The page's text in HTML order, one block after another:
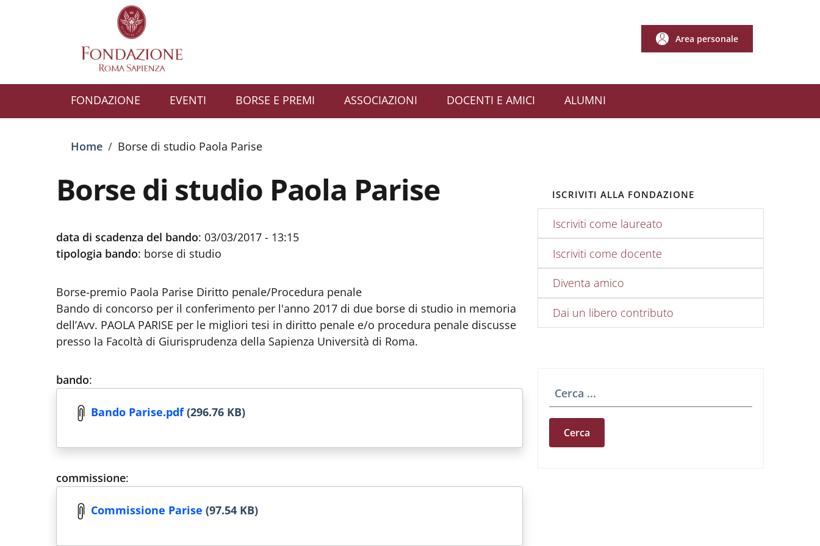
Salta al contenuto principale
Area personale
Area personale
FONDAZIONE EVENTI BORSE E PREMI ASSOCIAZIONI DOCENTI E AMICI ALUMNI
Briciole di pane
Home / Borse di studio Paola Parise
Borse di studio Paola Parise
data di scadenza del bando: 03/03/2017 - 13:15
tipologia bando: borse di studio
Borse-premio Paola Parise Diritto penale/Procedura penale
Bando di concorso per il conferimento per l'anno 2017 di due borse di studio in memoria
dell’Avv. PAOLA PARISE per le migliori tesi in diritto penale e/o procedura penale discusse
presso la Facoltà di Giurisprudenza della Sapienza Università di Roma.
bando:
Bando Parise.pdf(296.76 KB)
commissione:
Commissione Parise (97.54 KB)
ISCRIVITI ALLA FONDAZIONE
Iscriviti come laureato
Iscriviti come docente
Diventa amico
Dai un libero contributo
Cerca